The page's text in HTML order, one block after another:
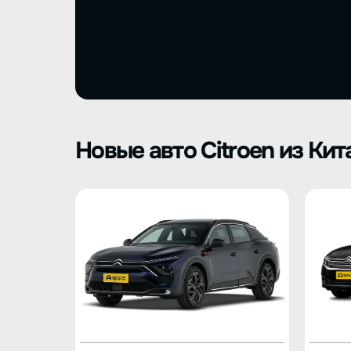
Новые авто Citroen из